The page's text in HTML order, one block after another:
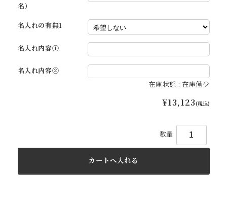
名）
名入れの有無1
名入れ内容①
名入れ内容②
在庫状態 : 在庫僅少
¥13,123(税込)
数量